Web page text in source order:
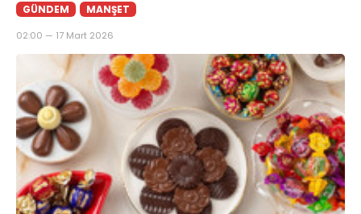
GÜNDEM MANŞET
02:00 — 17 Mart 2026